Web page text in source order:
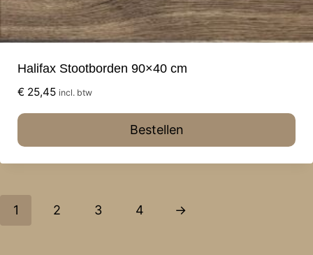
Halifax Stootborden 90×40 cm
€ 25,45 incl. btw
Bestellen
1 2 3 4 →